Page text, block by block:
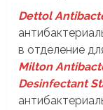
Dettol
в отделение
Milton
Desinfectant